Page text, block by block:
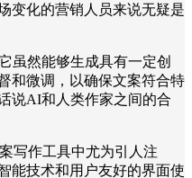
变化的营销人员来说无疑是
虽然能够生成具有一定创
和微调，以确保文案符合特
说AI和人类作家之间的合
写作工具中尤为引人注
能技术和用户友好的界面使